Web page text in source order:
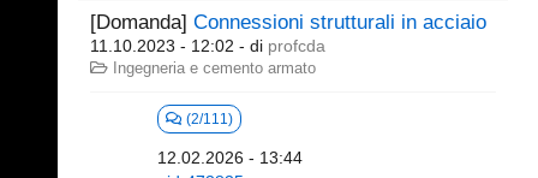
[Domanda] Connessioni strutturali in acciaio
11.10.2023 - 12:02 - di profcda
Ingegneria e cemento armato
(2/111)
12.02.2026 - 13:44